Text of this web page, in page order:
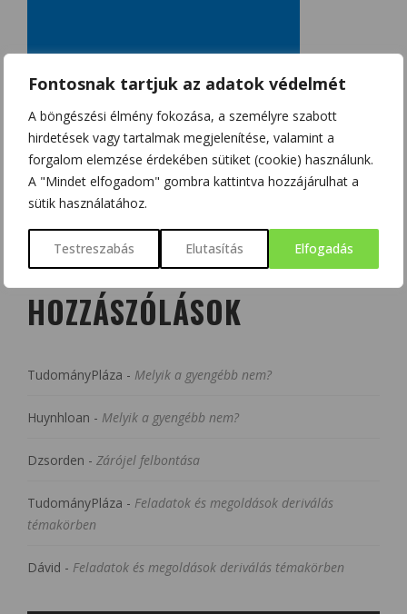
Fontosnak tartjuk az adatok védelmét
A böngészési élmény fokozása, a személyre szabott
hirdetések vagy tartalmak megjelenítése, valamint a
forgalom elemzése érdekében sütiket (cookie) használunk.
A "Mindet elfogadom" gombra kattintva hozzájárulhat a
sütik használatához.
Testreszabás Elutasítás Elfogadás
LEGUTÓBBI
HOZZÁSZÓLÁSOK
TudományPláza - Melyik a gyengébb nem?
Huynhloan - Melyik a gyengébb nem?
Dzsorden - Zárójel felbontása
TudományPláza - Feladatok és megoldások deriválás
témakörben
Dávid - Feladatok és megoldások deriválás témakörben